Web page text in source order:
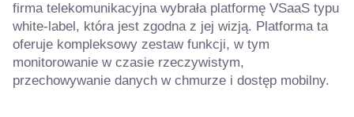
firma telekomunikacyjna wybrała platformę VSaaS typu
white-label, która jest zgodna z jej wizją. Platforma ta
oferuje kompleksowy zestaw funkcji, w tym
monitorowanie w czasie rzeczywistym,
przechowywanie danych w chmurze i dostęp mobilny.